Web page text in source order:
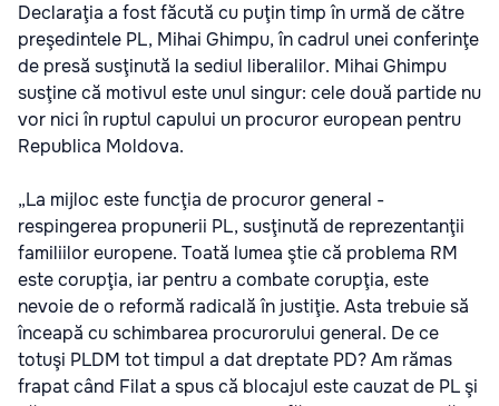
Declaraţia a fost făcută cu puţin timp în urmă de către
preşedintele PL, Mihai Ghimpu, în cadrul unei conferinţe
de presă susţinută la sediul liberalilor. Mihai Ghimpu
susţine că motivul este unul singur: cele două partide nu
vor nici în ruptul capului un procuror european pentru
Republica Moldova.
„La mijloc este funcţia de procuror general -
respingerea propunerii PL, susţinută de reprezentanţii
familiilor europene. Toată lumea ştie că problema RM
este corupţia, iar pentru a combate corupţia, este
nevoie de o reformă radicală în justiţie. Asta trebuie să
înceapă cu schimbarea procurorului general. De ce
totuşi PLDM tot timpul a dat dreptate PD? Am rămas
frapat când Filat a spus că blocajul este cauzat de PL şi